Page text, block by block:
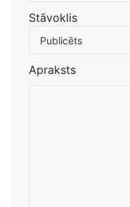
Stāvoklis
Publicēts
Apraksts